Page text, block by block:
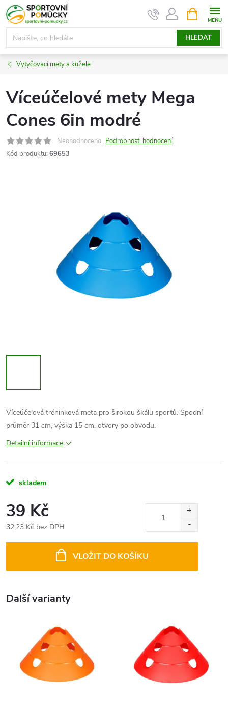
Přejít
na
obsah
HLEDAT
NÁKUPNÍ
KOŠÍK
Vytyčovací mety a kužele
Víceúčelové mety Mega
Cones 6in modré
Neohodnoceno Podrobnosti hodnocení
Kód produktu: 69653
Víceúčelová tréninková meta pro širokou škálu sportů. Spodní
průměr 31 cm, výška 15 cm, otvory po obvodu.
Detailní informace
skladem
39 Kč
32,23 Kč bez DPH
VLOŽIT DO KOŠÍKU
Další varianty